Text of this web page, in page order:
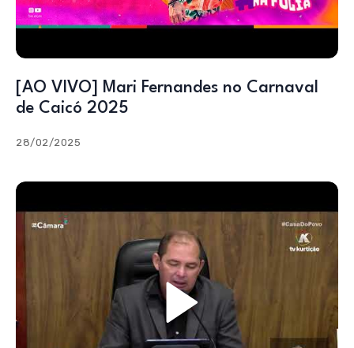
[AO VIVO] Mari Fernandes no Carnaval
de Caicó 2025
28/02/2025